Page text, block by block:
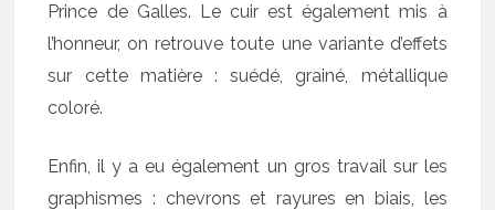
Prince de Galles. Le cuir est également mis à
l’honneur, on retrouve toute une variante d’effets
sur cette matière : suédé, grainé, métallique
coloré.
Enfin, il y a eu également un gros travail sur les
graphismes : chevrons et rayures en biais, les